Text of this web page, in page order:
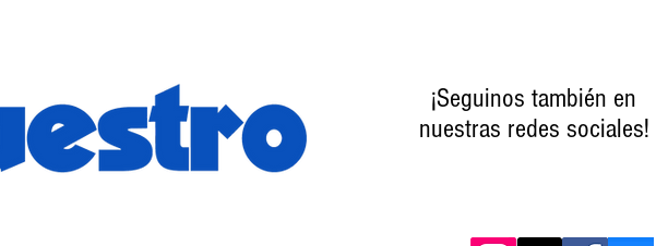
¡Seguinos también en
nuestras redes sociales!